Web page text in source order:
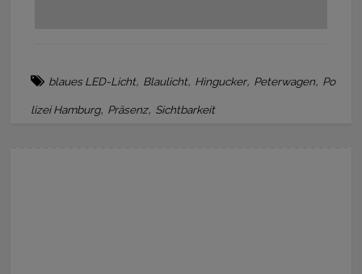
blaues LED-Licht, Blaulicht, Hingucker, Peterwagen, Po
lizei Hamburg, Präsenz, Sichtbarkeit